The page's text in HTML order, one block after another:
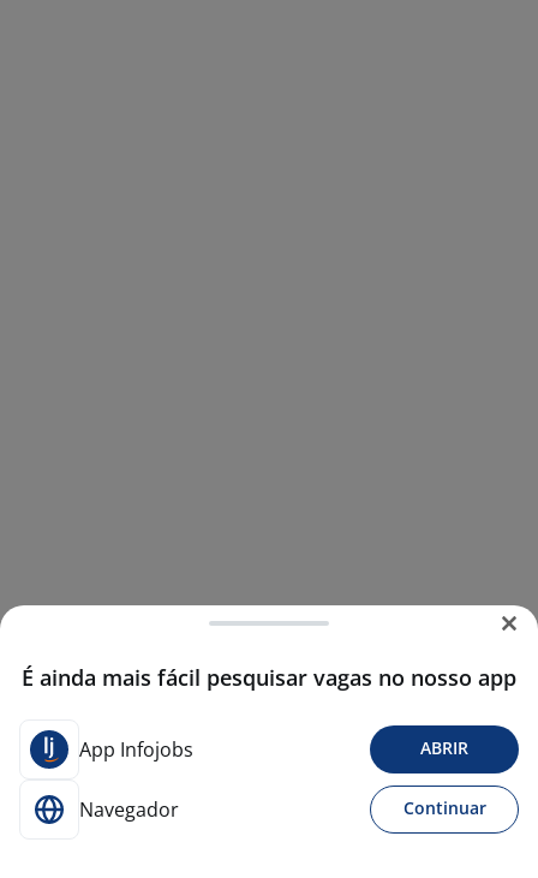
É ainda mais fácil pesquisar vagas no nosso app
App Infojobs ABRIR
Navegador Continuar